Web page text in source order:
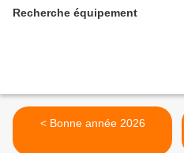
Recherche équipement
< Bonne année 2026